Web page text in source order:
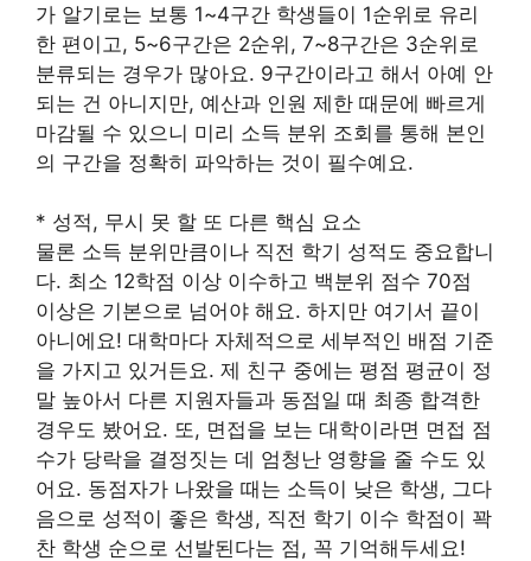
가 알기로는 보통 1~4구간 학생들이 1순위로 유리
한 편이고, 5~6구간은 2순위, 7~8구간은 3순위로
분류되는 경우가 많아요. 9구간이라고 해서 아예 안
되는 건 아니지만, 예산과 인원 제한 때문에 빠르게
마감될 수 있으니 미리 소득 분위 조회를 통해 본인
의 구간을 정확히 파악하는 것이 필수예요.
* 성적, 무시 못 할 또 다른 핵심 요소
물론 소득 분위만큼이나 직전 학기 성적도 중요합니
다. 최소 12학점 이상 이수하고 백분위 점수 70점
이상은 기본으로 넘어야 해요. 하지만 여기서 끝이
아니에요! 대학마다 자체적으로 세부적인 배점 기준
을 가지고 있거든요. 제 친구 중에는 평점 평균이 정
말 높아서 다른 지원자들과 동점일 때 최종 합격한
경우도 봤어요. 또, 면접을 보는 대학이라면 면접 점
수가 당락을 결정짓는 데 엄청난 영향을 줄 수도 있
어요. 동점자가 나왔을 때는 소득이 낮은 학생, 그다
음으로 성적이 좋은 학생, 직전 학기 이수 학점이 꽉
찬 학생 순으로 선발된다는 점, 꼭 기억해두세요!